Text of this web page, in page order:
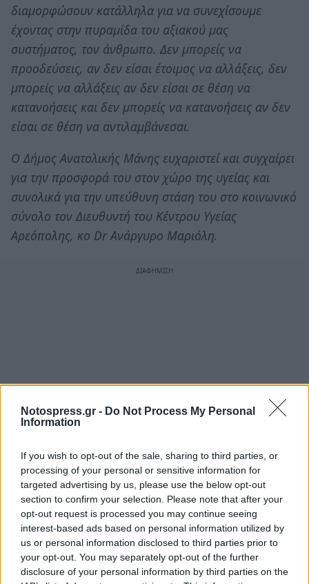
Notospress.gr - Do Not Process My Personal
Information
If you wish to opt-out of the sale, sharing to third parties, or
processing of your personal or sensitive information for
targeted advertising by us, please use the below opt-out
section to confirm your selection. Please note that after your
opt-out request is processed you may continue seeing
interest-based ads based on personal information utilized by
us or personal information disclosed to third parties prior to
your opt-out. You may separately opt-out of the further
disclosure of your personal information by third parties on the
διαμορφώσουν κατάλληλα για να συνεχίσουμε
έχοντας στην πυραμίδα του αξιακού μας
συστήματος, τον άνθρωπο. Δεν μπορείς να
προοδεύσεις, αν δεν είσαι έτοιμος να αλλάξεις, δεν
μπορείς να αλλάξεις αν δεν είσαι σε θέση να
κατανοήσεις και δεν μπορείς να κατανοήσεις αν δεν
είσαι σε θέση να αντιλαμβάνεσαι.
Ο Δήμος Ανατολικής Μάνης ευχαριστεί και συγχαίρει
για την προσφορά του στον χώρο της υγείας και
συνολικά για την υπεύθυνη στάση του στο κοινωνικό
σύνολο τον Διευθυντή του Κέντρου Υγείας
Αρεόπολης, κο Dr Ανάργυρο Μαριόλη.